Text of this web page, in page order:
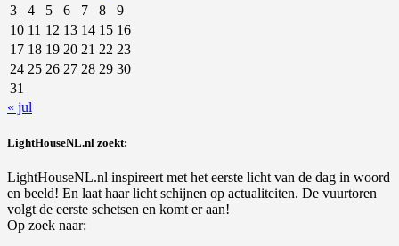
3
4 5 6 7 8
9
10 11 12 13 14 15 16
17 18 19 20 21 22 23
24 25 26 27 28 29 30
31
« jul
LightHouseNL.nl zoekt:
LightHouseNL.nl inspireert met het eerste licht van de dag in woord
en beeld! En laat haar licht schijnen op actualiteiten. De vuurtoren
volgt de eerste schetsen en komt er aan!
Op zoek naar: